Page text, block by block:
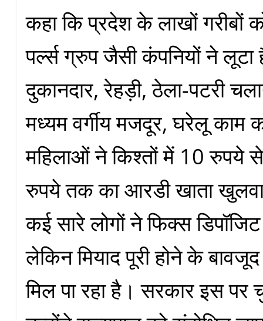
कहा कि प्रदेश के लाखों गरीबों
पर्ल्स ग्रुप जैसी कंपनियों ने
दुकानदार, रेहड़ी, ठेला-पटरी
मध्यम वर्गीय मजदूर, घरेलू काम
महिलाओं ने किश्तों में 10 रुपये
रुपये तक का आरडी खाता
कई सारे लोगों ने फिक्स
लेकिन मियाद पूरी होने के
मिल पा रहा है। सरकार इस पर